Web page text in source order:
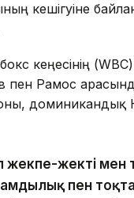
кешігуіне
бокс кеңесінің
пен Рамос
доминикандық
жекпе-жекті мен
пен